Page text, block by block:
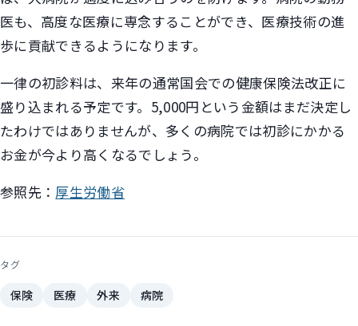
医も、高度な医療に専念することができ、医療技術の進
歩に貢献できるようになります。
一律の初診料は、来年の通常国会での健康保険法改正に
盛り込まれる予定です。5,000円という金額はまだ決定し
たわけではありませんが、多くの病院では初診にかかる
お金が今より高くなるでしょう。
参照先： 厚生労働省
タグ
保険 医療 外来 病院